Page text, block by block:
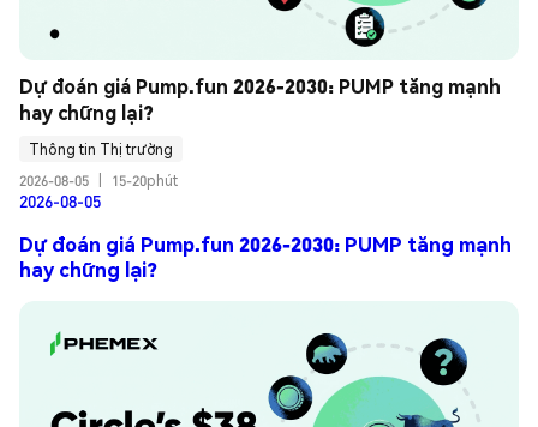
Dự đoán giá Pump.fun 2026-2030: PUMP tăng mạnh
hay chững lại?
Thông tin Thị trường
2026-08-05
15-20phút
2026-08-05
Dự đoán giá Pump.fun 2026-2030: PUMP tăng mạnh
hay chững lại?